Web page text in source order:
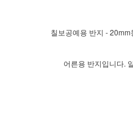
칠보공예용 반지 -
어른용 반지입니다.